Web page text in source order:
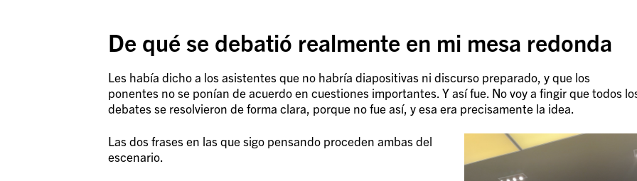
De qué se debatió realmente en mi mesa redonda
Les había dicho a los asistentes que no habría diapositivas ni discurso preparado, y que los
ponentes no se ponían de acuerdo en cuestiones importantes. Y así fue. No voy a fingir que todos
debates se resolvieron de forma clara, porque no fue así, y esa era precisamente la idea.
Las dos frases en las que sigo pensando proceden ambas del
escenario.